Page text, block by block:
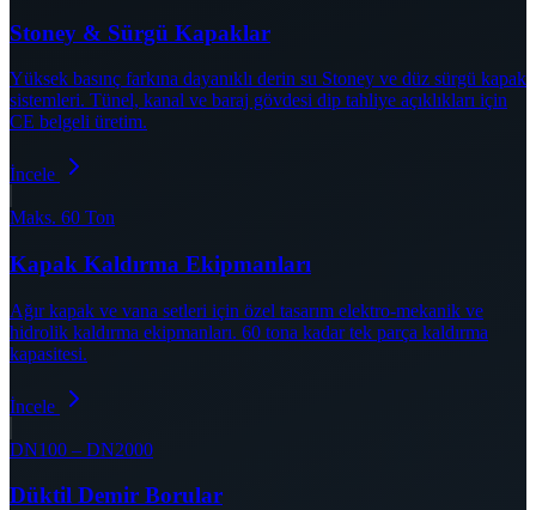
Stoney & Sürgü Kapaklar
Yüksek basınç farkına dayanıklı derin su Stoney ve düz sürgü kapak
sistemleri. Tünel, kanal ve baraj gövdesi dip tahliye açıklıkları için
CE belgeli üretim.
İncele
Maks. 60 Ton
Kapak Kaldırma Ekipmanları
Ağır kapak ve vana setleri için özel tasarım elektro-mekanik ve
hidrolik kaldırma ekipmanları. 60 tona kadar tek parça kaldırma
kapasitesi.
İncele
DN100 – DN2000
Düktil Demir Borular